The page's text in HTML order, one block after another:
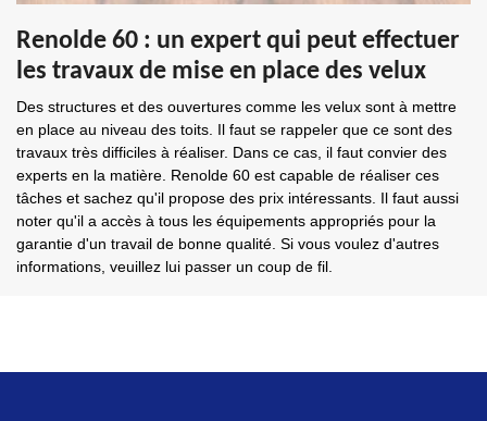
Renolde 60 : un expert qui peut effectuer
les travaux de mise en place des velux
Des structures et des ouvertures comme les velux sont à mettre
en place au niveau des toits. Il faut se rappeler que ce sont des
travaux très difficiles à réaliser. Dans ce cas, il faut convier des
experts en la matière. Renolde 60 est capable de réaliser ces
tâches et sachez qu'il propose des prix intéressants. Il faut aussi
noter qu'il a accès à tous les équipements appropriés pour la
garantie d'un travail de bonne qualité. Si vous voulez d'autres
informations, veuillez lui passer un coup de fil.